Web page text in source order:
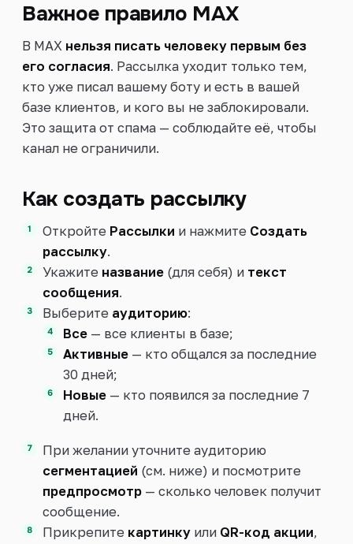
Важное правило MAX
В MAX нельзя писать человеку первым без
его согласия. Рассылка уходит только тем,
кто уже писал вашему боту и есть в вашей
базе клиентов, и кого вы не заблокировали.
Это защита от спама — соблюдайте её, чтобы
канал не ограничили.
Как создать рассылку
Откройте Рассылки и нажмите Создать
рассылку.
Укажите название (для себя) и текст
сообщения.
Выберите аудиторию:
Все — все клиенты в базе;
Активные — кто общался за последние
30 дней;
Новые — кто появился за последние 7
дней.
При желании уточните аудиторию
сегментацией (см. ниже) и посмотрите
предпросмотр — сколько человек получит
сообщение.
Прикрепите картинку или QR-код акции,